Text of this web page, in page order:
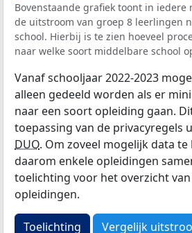
Bovenstaande grafiek toont in iedere
de uitstroom van groep 8 leerlingen
school. Hierbij is te zien hoeveel
naar welke soort middelbare school
Vanaf schooljaar 2022-2023
alleen gedeeld worden als er
naar een soort opleiding gaan.
toepassing van de privacyregels
DUO. Om zoveel mogelijk data
daarom enkele opleidingen
toelichting voor het overzicht
opleidingen.
Toelichting Vergelijk